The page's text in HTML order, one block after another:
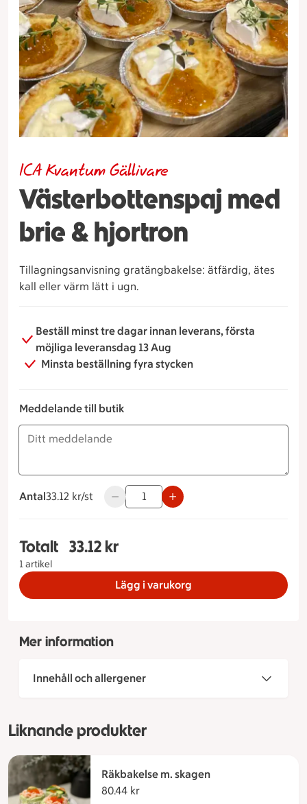
Västerbottenspaj med
brie & hjortron
ICA Kvantum Gällivare
Tillagningsanvisning gratängbakelse: ätfärdig, ätes
kall eller värm lätt i ugn.
Beställ minst tre dagar innan leverans, första
möjliga leveransdag 13 Aug
Minsta beställning fyra stycken
Meddelande till butik
Antal
33.12 kronor styck
33.12 kr/st Använd knapparna för att minska eller
Totalt
1 artikel
Totalt 1 stycken Västerbottenspaj med brie &
33.12 kr
Lägg i varukorg
Mer information
Innehåll och allergener
Liknande produkter
Räkbakelse m. skagen
80.44 kr